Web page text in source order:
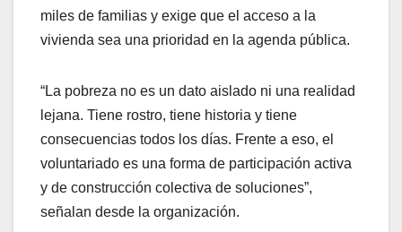
miles de familias y exige que el acceso a la
vivienda sea una prioridad en la agenda pública.
“La pobreza no es un dato aislado ni una realidad
lejana. Tiene rostro, tiene historia y tiene
consecuencias todos los días. Frente a eso, el
voluntariado es una forma de participación activa
y de construcción colectiva de soluciones”,
señalan desde la organización.